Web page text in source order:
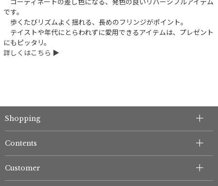
です。
歩くたびリズムよく揺れる、長めのフリンジがポイント。
テイストや年代にとらわれずに愛用できるアイテムは、プレゼント
にもピッタリ。
詳しくはこちら ▶︎
Shopping
Contents
Customer